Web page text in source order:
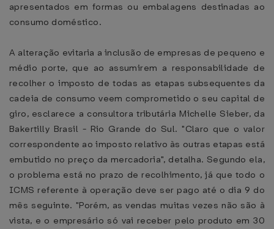
apresentados em formas ou embalagens destinadas ao
consumo doméstico.
A alteração evitaria a inclusão de empresas de pequeno e
médio porte, que ao assumirem a responsabilidade de
recolher o imposto de todas as etapas subsequentes da
cadeia de consumo veem comprometido o seu capital de
giro, esclarece a consultora tributária Michelle Sieber, da
Bakertilly Brasil - Rio Grande do Sul. "Claro que o valor
correspondente ao imposto relativo às outras etapas está
embutido no preço da mercadoria", detalha. Segundo ela,
o problema está no prazo de recolhimento, já que todo o
ICMS referente à operação deve ser pago até o dia 9 do
mês seguinte. "Porém, as vendas muitas vezes não são à
vista, e o empresário só vai receber pelo produto em 30